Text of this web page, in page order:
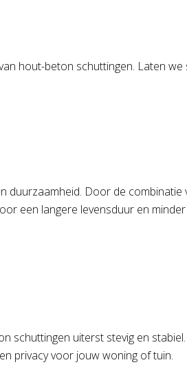
hout-beton schuttingen. Laten
Door de
een langere levensduur en
schuttingen uiterst stevig en
privacy voor jouw woning of tuin.